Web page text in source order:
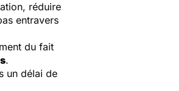
réduire
entravers
du fait
.
un délai de